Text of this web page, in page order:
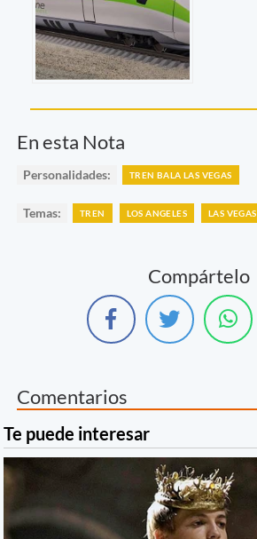
En esta Nota
Personalidades: TREN BALA LAS VEGAS
Temas: TREN LOS ANGELES LAS VEGAS
Compártelo
Comentarios